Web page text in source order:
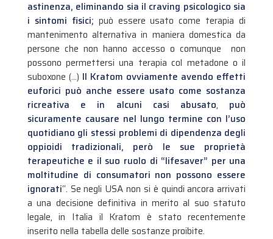
astinenza, eliminando sia il craving psicologico sia
i sintomi fisici; può essere usato come terapia di
mantenimento alternativa in maniera domestica da
persone che non hanno accesso o comunque non
possono permettersi una terapia col metadone o il
suboxone (…) Il Kratom ovviamente avendo effetti
euforici può anche essere usato come sostanza
ricreativa e in alcuni casi abusato, può
sicuramente causare nel lungo termine con l’uso
quotidiano gli stessi problemi di dipendenza degli
oppioidi tradizionali, però le sue proprietà
terapeutiche e il suo ruolo di “lifesaver” per una
moltitudine di consumatori non possono essere
ignorati“. Se negli USA non si è quindi ancora arrivati
a una decisione definitiva in merito al suo statuto
legale, in Italia il Kratom è stato recentemente
inserito nella tabella delle sostanze proibite.